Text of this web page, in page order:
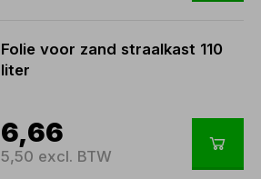
Folie voor zand straalkast 110
liter
6,66
5,50 excl. BTW